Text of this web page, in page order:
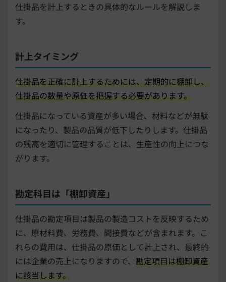
仕掛品を計上するときの具体的なルールを解説しま
す。
計上タイミング
仕掛品を正確に計上するためには、定期的に棚卸し、
仕掛品の数量や原価を把握する必要があります。
仕掛品になっている資産が多い場合、材料などが無駄
になったり、製品の品質が低下したりします。仕掛品
の残高を適切に管理することは、生産性の向上につな
がります。
勘定科目は「棚卸資産」
仕掛品の勘定項目は製品の製造コストを反映するため
に、原材料費、労務費、間接費などが含まれます。こ
れらの費用は、仕掛品の原価として計上され、最終的
には企業の売上になりますので、 勘定項目は棚卸資産
に該当します。